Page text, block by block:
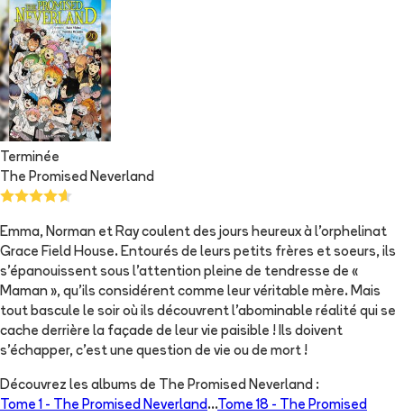
Terminée
The Promised Neverland
Emma, Norman et Ray coulent des jours heureux à l'orphelinat
Grace Field House. Entourés de leurs petits frères et soeurs, ils
s'épanouissent sous l'attention pleine de tendresse de «
Maman », qu'ils considérent comme leur véritable mère. Mais
tout bascule le soir où ils découvrent l'abominable réalité qui se
cache derrière la façade de leur vie paisible ! Ils doivent
s'échapper, c'est une question de vie ou de mort !
Découvrez les albums de The Promised Neverland :
Tome 1 -
The Promised Neverland ...Tome 18 -
The Promised